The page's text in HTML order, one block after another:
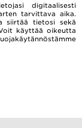
digitaalisesti
tarvittava aika.
siirtää tietosi sekä
käyttää oikeutta